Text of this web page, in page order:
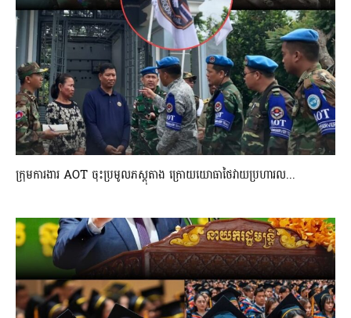
ក្រុមការងារ AOT ចុះប្រមូលភស្តុតាង ក្រោយយោធាថៃវាយប្រហារល...